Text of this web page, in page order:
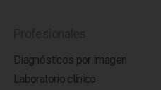
Diagnósticos por imagen
Laboratorio clínico